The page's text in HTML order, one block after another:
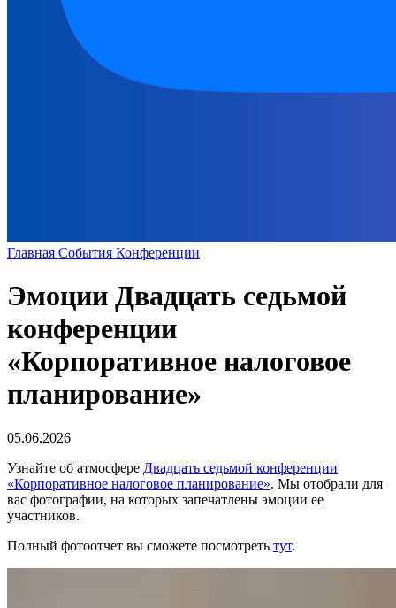
Главная События Конференции
Эмоции Двадцать седьмой
конференции
«Корпоративное налоговое
планирование»
05.06.2026
Узнайте об атмосфере Двадцать седьмой конференции
«Корпоративное налоговое планирование». Мы отобрали для
вас фотографии, на которых запечатлены эмоции ее
участников.
Полный фотоотчет вы сможете посмотреть тут.